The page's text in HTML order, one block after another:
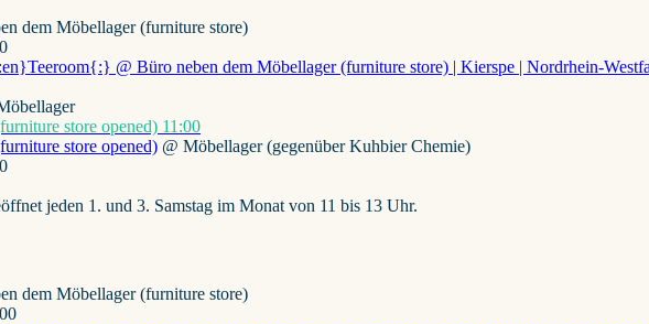
dem Möbellager (furniture store)
store opened) 11:00
store opened) @ Möbellager (gegenüber Kuhbier Chemie)
jeden 1. und 3. Samstag im Monat von 11 bis 13 Uhr.
dem Möbellager (furniture store)